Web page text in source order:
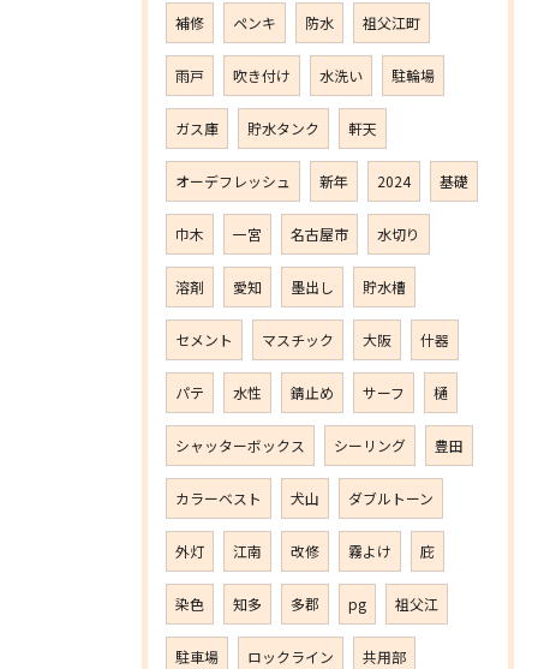
補修 ペンキ 防水 祖父江町
雨戸 吹き付け 水洗い 駐輪場
ガス庫 貯水タンク 軒天
オーデフレッシュ 新年 2024 基礎
巾木 一宮 名古屋市 水切り
溶剤 愛知 墨出し 貯水槽
セメント マスチック 大阪 什器
パテ 水性 錆止め サーフ 樋
シャッターボックス シーリング 豊田
カラーベスト 犬山 ダブルトーン
外灯 江南 改修 霧よけ 庇
染色 知多 多郡 pg 祖父江
駐車場 ロックライン 共用部